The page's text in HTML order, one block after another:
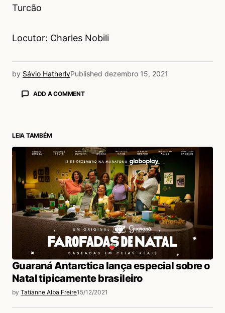
Turcão
Locutor: Charles Nobili
by Sávio HatherlyPublished dezembro 15, 2021
ADD A COMMENT
LEIA TAMBÉM
Guaraná Antarctica lança especial sobre o
Natal tipicamente brasileiro
by Tatianne Alba Freire15/12/2021